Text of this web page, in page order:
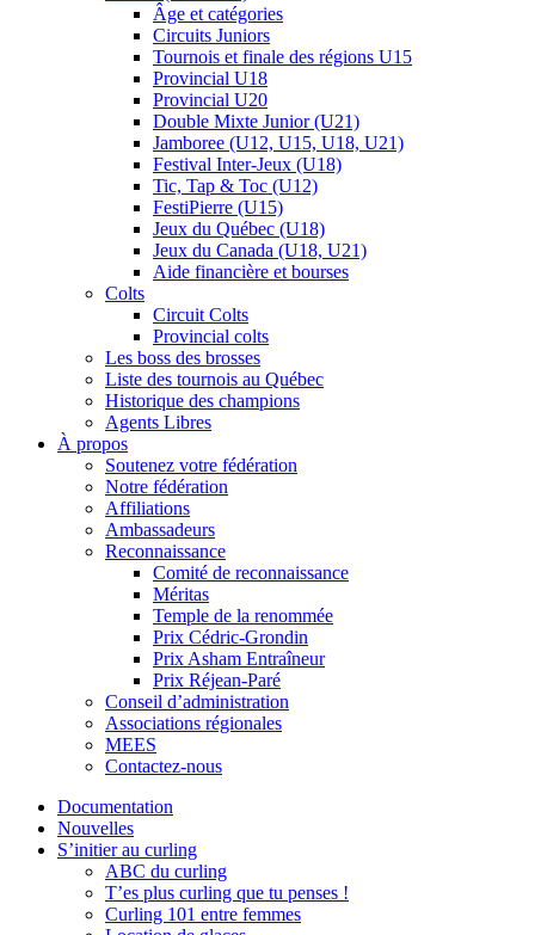
Âge et catégories
Circuits Juniors
Tournois et finale des régions U15
Provincial U18
Provincial U20
Double Mixte Junior (U21)
Jamboree (U12, U15, U18, U21)
Festival Inter-Jeux (U18)
Tic, Tap & Toc (U12)
FestiPierre (U15)
Jeux du Québec (U18)
Jeux du Canada (U18, U21)
Aide financière et bourses
Colts
Circuit Colts
Provincial colts
Les boss des brosses
Liste des tournois au Québec
Historique des champions
Agents Libres
À propos
Soutenez votre fédération
Notre fédération
Affiliations
Ambassadeurs
Reconnaissance
Comité de reconnaissance
Méritas
Temple de la renommée
Prix Cédric-Grondin
Prix Asham Entraîneur
Prix Réjean-Paré
Conseil d’administration
Associations régionales
MEES
Contactez-nous
Documentation
Nouvelles
S’initier au curling
ABC du curling
T’es plus curling que tu penses !
Curling 101 entre femmes